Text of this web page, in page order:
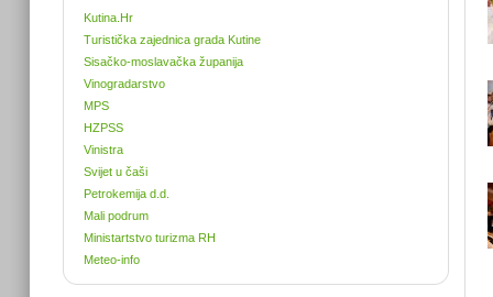
Kutina.Hr
Turistička zajednica grada Kutine
Sisačko-moslavačka županija
Vinogradarstvo
MPS
HZPSS
Vinistra
Svijet u čaši
Petrokemija d.d.
Mali podrum
Ministartstvo turizma RH
Meteo-info